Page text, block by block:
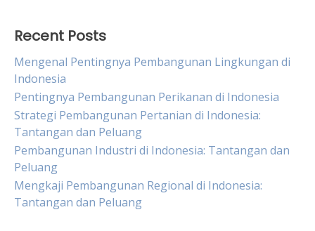
Recent Posts
Mengenal Pentingnya Pembangunan Lingkungan di
Indonesia
Pentingnya Pembangunan Perikanan di Indonesia
Strategi Pembangunan Pertanian di Indonesia:
Tantangan dan Peluang
Pembangunan Industri di Indonesia: Tantangan dan
Peluang
Mengkaji Pembangunan Regional di Indonesia:
Tantangan dan Peluang